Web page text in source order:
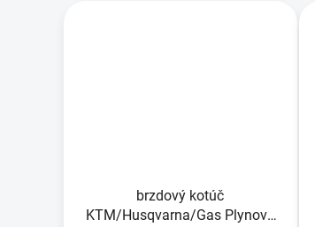
brzdový kotúč
KTM/Husqvarna/Gas Plynová